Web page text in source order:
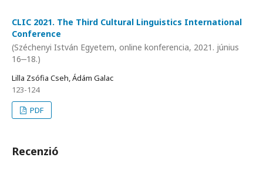
CLIC 2021. The Third Cultural Linguistics International
Conference
(Széchenyi István Egyetem, online konferencia, 2021. június
16‒18.)
Lilla Zsófia Cseh, Ádám Galac
123-124
PDF
Recenzió